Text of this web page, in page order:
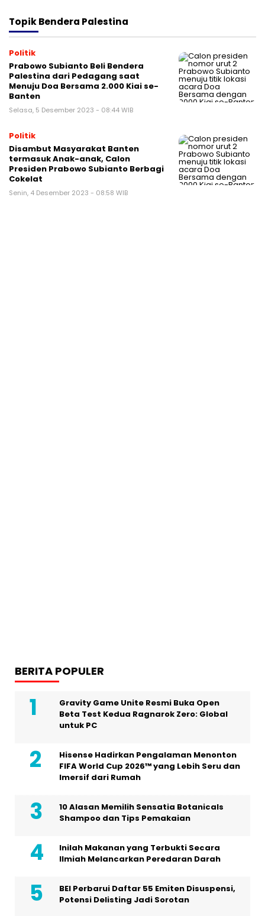
TopikBendera Palestina
Politik
Prabowo Subianto Beli Bendera
Palestina dari Pedagang saat
Menuju Doa Bersama 2.000 Kiai se-
Banten
Selasa, 5 Desember 2023 - 08:44 WIB
Politik
Disambut Masyarakat Banten
termasuk Anak-anak, Calon
Presiden Prabowo Subianto Berbagi
Cokelat
Senin, 4 Desember 2023 - 08:58 WIB
BERITA POPULER
Gravity Game Unite Resmi Buka Open
Beta Test Kedua Ragnarok Zero: Global
untuk PC
Hisense Hadirkan Pengalaman Menonton
FIFA World Cup 2026™ yang Lebih Seru dan
Imersif dari Rumah
10 Alasan Memilih Sensatia Botanicals
Shampoo dan Tips Pemakaian
Inilah Makanan yang Terbukti Secara
Ilmiah Melancarkan Peredaran Darah
BEI Perbarui Daftar 55 Emiten Disuspensi,
Potensi Delisting Jadi Sorotan